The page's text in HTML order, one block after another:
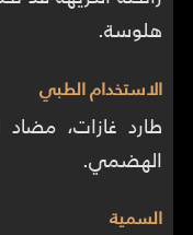
هلوسة.
الاستخدام الطبي
طارد غازات، مضاد
الهضمي.
السمية